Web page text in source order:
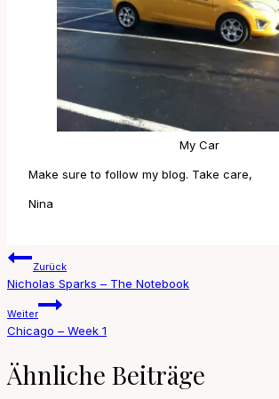
My Car
Make sure to follow my blog. Take care,
Nina
Beitragsnavigation
Zurück
Nicholas Sparks – The Notebook
Weiter
Chicago – Week 1
Ähnliche Beiträge